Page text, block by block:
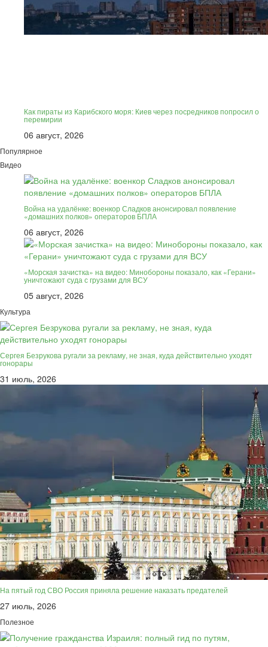
Как пираты из Карибского моря: Киев через посредников попросил о
перемирии
06 август, 2026
Популярное
Видео
Война на удалёнке: военкор Сладков анонсировал появление
«домашних полков» операторов БПЛА
06 август, 2026
«Морская зачистка» на видео: Минобороны показало, как «Герани»
уничтожают суда с грузами для ВСУ
05 август, 2026
Культура
Сергея Безрукова ругали за рекламу, не зная, куда действительно уходят
гонорары
31 июль, 2026
На пятый год СВО Россия приняла решение наказать предателей
27 июль, 2026
Полезное